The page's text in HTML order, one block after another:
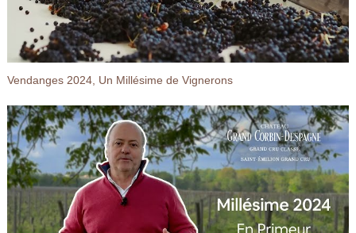
Vendanges 2024, Un Millésime de Vignerons